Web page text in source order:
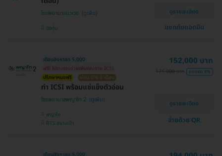
โรงพยาบาลนวเวช
บึงกุ่ม
ดูรายละเอียด
แชทกับแอดมิน
เดือนสิงหาลด 5,000
ฟรี! โปรแกรมช่วยเพิ่มคุณภาพ ICSI
ปรึกษาหมอฟรี
ผ่อน 0% 6 เดือน
ทำ ICSI พร้อมแช่แข็งตัวอ่อน
โรงพยาบาลพญาไท 2
พญาไท
BTS สนามเป้า
152,000 บาท
171,000 บาท ประหยัด 8%
ดูรายละเอียด
จ่ายด้วย QR